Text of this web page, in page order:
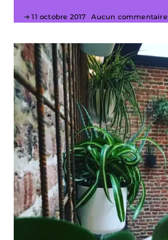
11 octobre 2017 Aucun commentaire